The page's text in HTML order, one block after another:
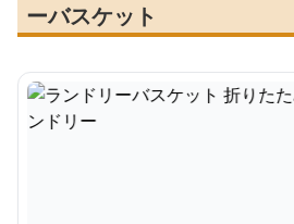
ーバスケット